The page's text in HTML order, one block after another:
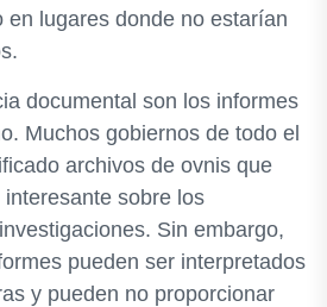
en lugares donde no estarían
documental son los informes
Muchos gobiernos de todo el
archivos de ovnis que
sobre los
Sin embargo,
pueden ser interpretados
y pueden no proporcionar